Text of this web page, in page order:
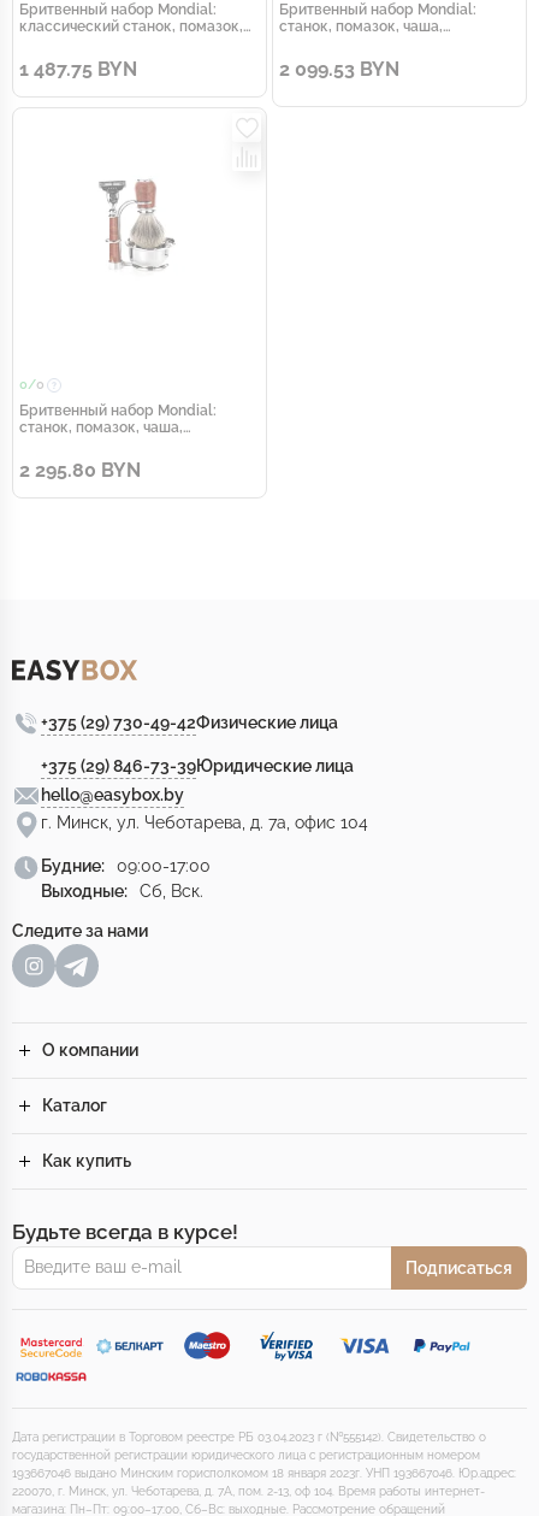
Бритвенный набор Mondial:
классический станок, помазок,
1 487.75 BYN
Бритвенный набор Mondial:
станок, помазок, чаша,
2 099.53 BYN
0/0
Бритвенный набор Mondial:
станок, помазок, чаша,
2 295.80 BYN
+375 (29) 730-49-42Физические лица
+375 (29) 846-73-39Юридические лица
hello@easybox.by
г. Минск, ул. Чеботарева, д. 7а, офис 104
Будние:
09:00-17:00
Выходные:
Сб, Вск.
Следите за нами
О компании
Каталог
Как купить
Будьте всегда в курсе!
Подписаться
Дата регистрации в Торговом реестре РБ 03.04.2023 г (№555142). Свидетельство о
государственной регистрации юридического лица с регистрационным номером
193667046 выдано Минским горисполкомом 18 января 2023г. УНП 193667046. Юр.адрес:
220070, г. Минск, ул. Чеботарева, д. 7А, пом. 2-13, оф 104. Время работы интернет-
магазина: Пн–Пт: 09:00–17:00, Сб–Вс: выходные. Рассмотрение обращений